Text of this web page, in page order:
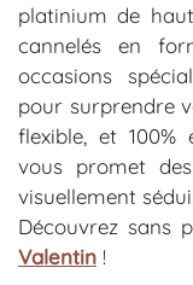
platinium de
cannelés en
occasions
pour surprendre
flexible, et
vous promet
visuellement
Découvrez sans
Valentin !